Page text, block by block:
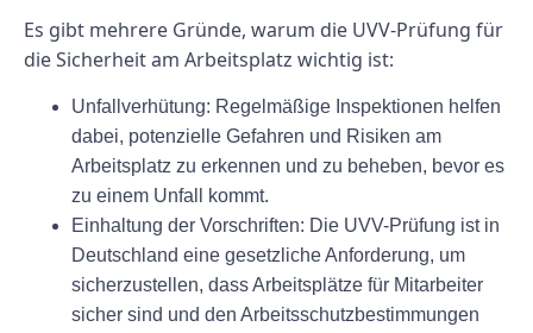
Es gibt mehrere Gründe, warum die UVV-Prüfung für
die Sicherheit am Arbeitsplatz wichtig ist:
Unfallverhütung: Regelmäßige Inspektionen helfen
dabei, potenzielle Gefahren und Risiken am
Arbeitsplatz zu erkennen und zu beheben, bevor es
zu einem Unfall kommt.
Einhaltung der Vorschriften: Die UVV-Prüfung ist in
Deutschland eine gesetzliche Anforderung, um
sicherzustellen, dass Arbeitsplätze für Mitarbeiter
sicher sind und den Arbeitsschutzbestimmungen